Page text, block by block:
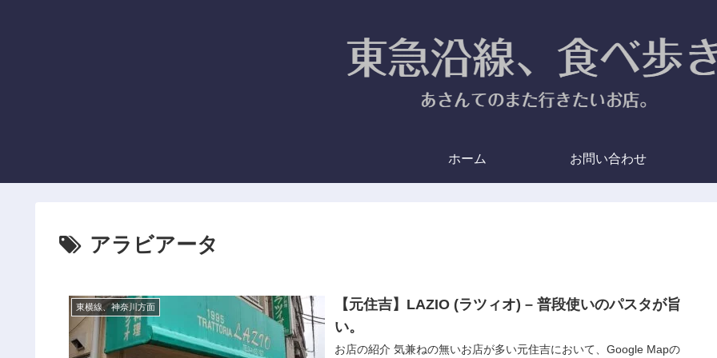
ホーム お問い合わせ
アラビアータ
東横線、神奈川方面
【元住吉】LAZIO (ラツィオ) – 普段使いのパスタが旨
い。
お店の紹介 気兼ねの無いお店が多い元住吉において、Google Mapの